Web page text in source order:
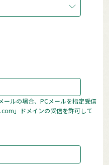
ルの場合、PCメールを指定受信
」ドメインの受信を許可して